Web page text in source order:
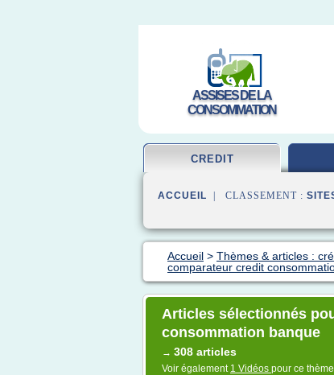
ASSISES DE LA
CONSOMMATION
CREDIT
ACCUEIL | CLASSEMENT :
Accueil > Thèmes & articles :
comparateur credit
Articles sélectionnés
consommation banque
→ 308 articles
Voir également 1 Vidéos pour ce thème